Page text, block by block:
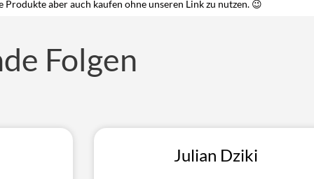
aber auch kaufen ohne unseren Link zu nutzen. 😉
Folgen
Julian Dziki